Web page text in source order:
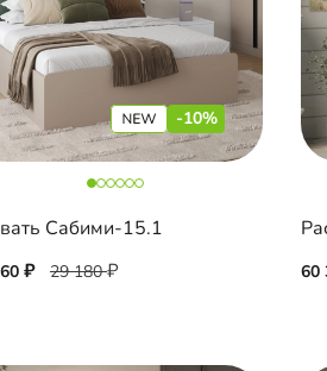
-10%
Сабими-15.1
29 180 60